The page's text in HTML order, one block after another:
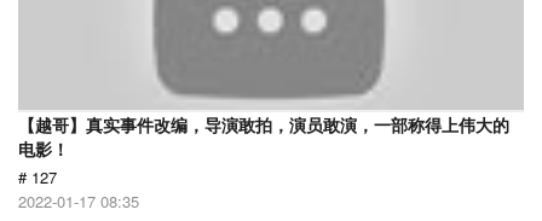
【越哥】真实事件改编，导演敢拍，演员敢演，一部称得上伟大的
电影！
# 127
2022-01-17 08:35